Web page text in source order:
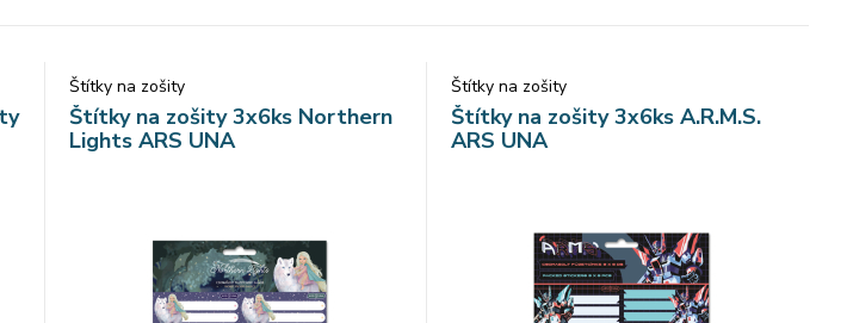
Štítky na zošity
Štítky na zošity 3x6ks Northern
Lights ARS UNA
Štítky na zošity
Štítky na zošity 3x6ks A.R.M.S.
ARS UNA